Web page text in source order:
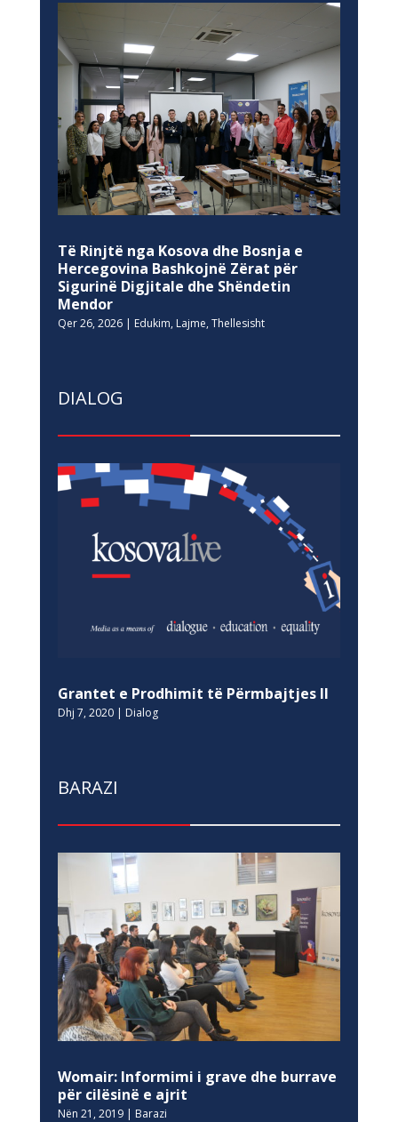
Të Rinjtë nga Kosova dhe Bosnja e
Hercegovina Bashkojnë Zërat për
Sigurinë Digjitale dhe Shëndetin
Mendor
Qer 26, 2026| Edukim, Lajme, Thellesisht
DIALOG
Grantet e Prodhimit të Përmbajtjes II
Dhj 7, 2020| Dialog
BARAZI
Womair: Informimi i grave dhe burrave
për cilësinë e ajrit
Nën 21, 2019| Barazi